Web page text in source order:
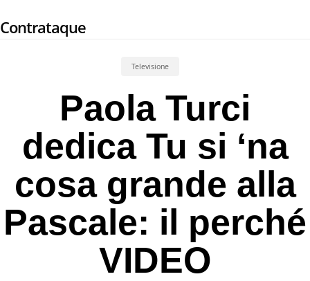
to
Contrataque
Televisione
Paola Turci
dedica Tu si ‘na
cosa grande alla
Pascale: il perché
VIDEO